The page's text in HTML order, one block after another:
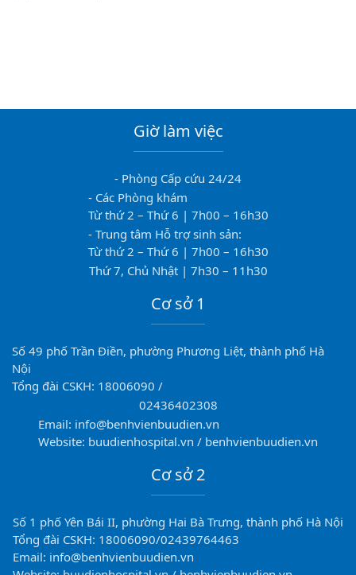
Giờ làm việc
- Phòng Cấp cứu 24/24
- Các Phòng khám
Từ thứ 2 – Thứ 6 | 7h00 – 16h30
- Trung tâm Hỗ trợ sinh sản:
Từ thứ 2 – Thứ 6 | 7h00 – 16h30
Thứ 7, Chủ Nhật | 7h30 – 11h30
Cơ sở 1
Số 49 phố Trần Điền, phường Phương Liệt, thành phố Hà
Nội
Tổng đài CSKH: 18006090 /
02436402308
Email: info@benhvienbuudien.vn
Website: buudienhospital.vn / benhvienbuudien.vn
Cơ sở 2
Số 1 phố Yên Bái II, phường Hai Bà Trưng, thành phố Hà Nội
Tổng đài CSKH: 18006090/02439764463
Email: info@benhvienbuudien.vn